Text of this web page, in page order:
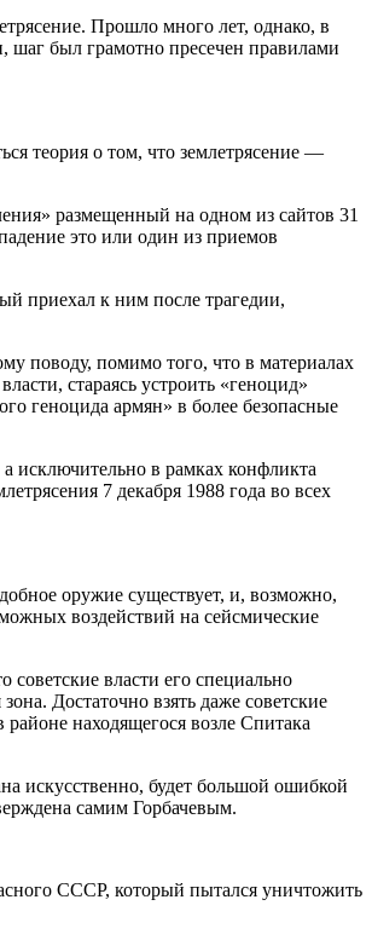
Прошло много лет, однако, в
шаг был грамотно пресечен правилами
теория о том, что землетрясение —
размещенный на одном из сайтов 31
это или один из приемов
приехал к ним после трагедии,
поводу, помимо того, что в материалах
стараясь устроить «геноцид»
геноцида армян» в более безопасные
исключительно в рамках конфликта
7 декабря 1988 года во всех
оружие существует, и, возможно,
воздействий на сейсмические
власти его специально
Достаточно взять даже советские
находящегося возле Спитака
искусственно, будет большой ошибкой
самим Горбачевым.
СССР, который пытался уничтожить